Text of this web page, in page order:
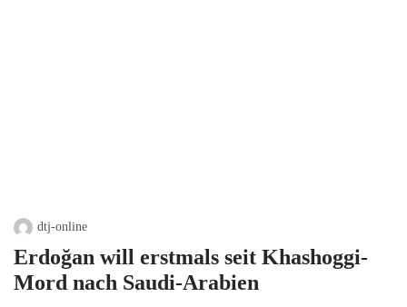
dtj-online
Erdoğan will erstmals seit Khashoggi-
Mord nach Saudi-Arabien